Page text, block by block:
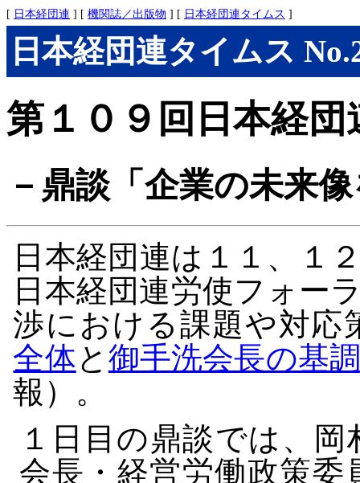
[ 日本経団連 ] [ 機関誌／出版物 ] [ 日本経団連タイムス ]
日本経団連タイムス
第１０９回日本経
－鼎談「企業の未来
日本経団連は１１、１
日本経団連労使フォー
渉における課題や対応
全体と 御手洗会長の基
報）。
１日目の鼎談では、
会長・経営労働政策委